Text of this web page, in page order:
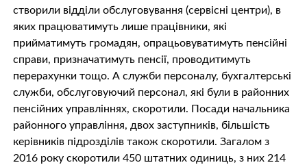
створили відділи обслуговування (сервісні центри), в
яких працюватимуть лише працівники, які
прийматимуть громадян, опрацьовуватимуть пенсійні
справи, призначатимуть пенсії, проводитимуть
перерахунки тощо. А служби персоналу, бухгалтерські
служби, обслуговуючий персонал, які були в районних
пенсійних управліннях, скоротили. Посади начальника
районного управління, двох заступників, більшість
керівників підрозділів також скоротили. Загалом з
2016 року скоротили 450 штатних одиниць, з них 214